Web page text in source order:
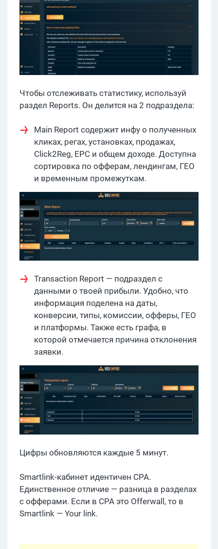
Чтобы отслеживать статистику, используй
раздел Reports. Он делится на 2 подраздела:
Main Report содержит инфу о полученных
кликах, регах, установках, продажах,
Click2Reg, EPC и общем доходе. Доступна
сортировка по офферам, лендингам, ГЕО
и временным промежуткам.
Transaction Report — подраздел с
данными о твоей прибыли. Удобно, что
информация поделена на даты,
конверсии, типы, комиссии, офферы, ГЕО
и платформы. Также есть графа, в
которой отмечается причина отклонения
заявки.
Цифры обновляются каждые 5 минут.
Smartlink-кабинет идентичен CPA.
Единственное отличие — разница в разделах
с офферами. Если в CPA это Offerwall, то в
Smartlink — Your link.